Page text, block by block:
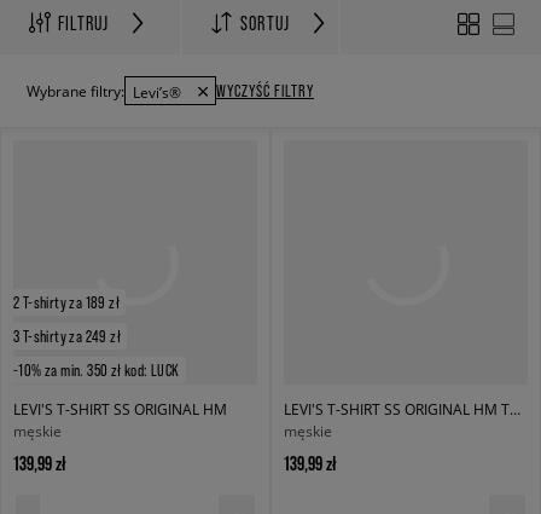
FILTRUJ SORTUJ
Wybrane filtry: Levi’s® WYCZYŚĆ FILTRY
2 T-shirty za 189 zł
3 T-shirty za 249 zł
-10% za min. 350 zł kod: LUCK
LEVI'S T-SHIRT SS ORIGINAL HM
męskie
139,99 zł
LEVI'S T-SHIRT SS ORIGINAL HM TEE GREENS
męskie
139,99 zł